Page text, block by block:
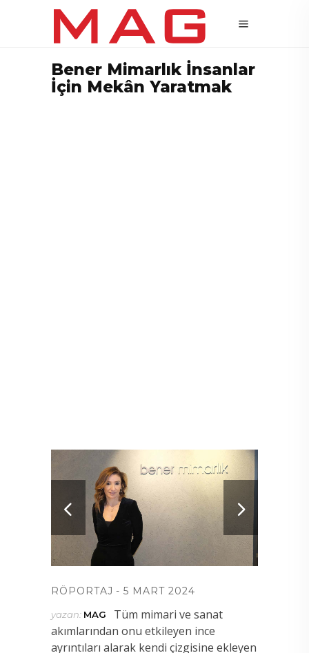
Bener Mimarlık İnsanlar
İçin Mekân Yaratmak
RÖPORTAJ 5 MART 2024
yazan: MAG
Tüm mimari ve sanat
akımlarından onu etkileyen ince
ayrıntıları alarak kendi çizgisine ekleyen